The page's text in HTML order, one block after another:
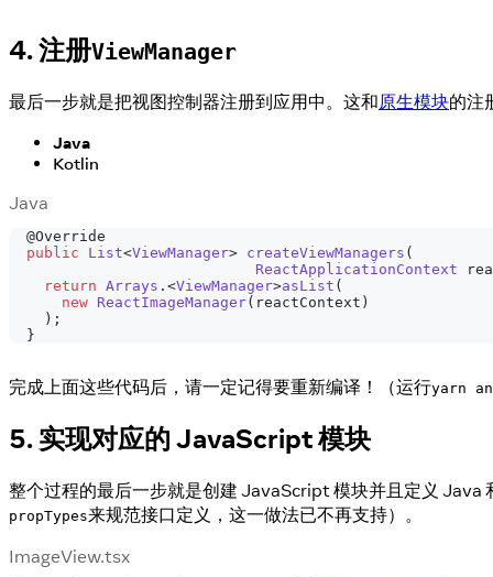
4. 注册ViewManager
最后一步就是把视图控制器注册到应用中。这和原生模块的注
Java
Kotlin
Java
@Override
public
List<ViewManager> createViewManagers (
ReactApplicationContext
return Arrays . <ViewManager>asList (
new ReactImageManager( reactContext )
) ;
}
完成上面这些代码后，请一定记得要重新编译！（运行yarn
5. 实现对应的 JavaScript 模块
整个过程的最后一步就是创建 JavaScript 模块并且定义
propTypes来规范接口定义，这一做法已不再支持）。
ImageView.tsx